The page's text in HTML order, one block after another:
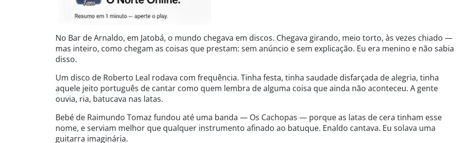
No Bar de Arnaldo, em Jatobá, o mundo chegava em discos. Chegava girando, meio torto, às vezes chiado —
mas inteiro, como chegam as coisas que prestam: sem anúncio e sem explicação. Eu era menino e não sabia
disso.
Um disco de Roberto Leal rodava com frequência. Tinha festa, tinha saudade disfarçada de alegria, tinha
aquele jeito português de cantar como quem lembra de alguma coisa que ainda não aconteceu. A gente
ouvia, ria, batucava nas latas.
Bebé de Raimundo Tomaz fundou até uma banda — Os Cachopas — porque as latas de cera tinham esse
nome, e serviam melhor que qualquer instrumento afinado ao batuque. Enaldo cantava. Eu solava uma
guitarra imaginária.